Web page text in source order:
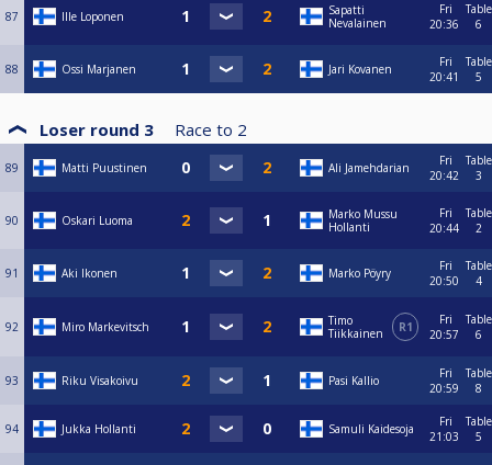
87 Ille Loponen
Sapatti
Nevalainen
Fri
20:36
Table
6
88 Ossi Marjanen Jari Kovanen
Fri
20:41
Table
5
Loser round 3 Race to 2
89 Matti Puustinen Ali Jamehdarian
Fri
20:42
Table
3
90 Oskari Luoma
Marko Mussu
Hollanti
Fri
20:44
Table
2
91 Aki Ikonen Marko Pöyry
Fri
20:50
Table
4
92 Miro Markevitsch
Timo
Tiikkainen
R1
Fri
20:57
Table
6
93 Riku Visakoivu Pasi Kallio
Fri
20:59
Table
8
94 Jukka Hollanti Samuli Kaidesoja
Fri
21:03
Table
5